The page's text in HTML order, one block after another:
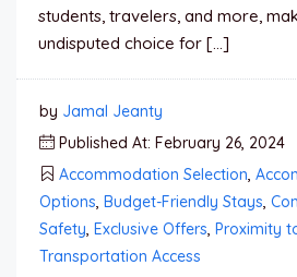
students, travelers, and more,
undisputed choice for […]
by Jamal Jeanty
Published At: February 26, 2024
Accommodation Selection,
Options, Budget-Friendly Stays,
Safety, Exclusive Offers, Proximity
Transportation Access